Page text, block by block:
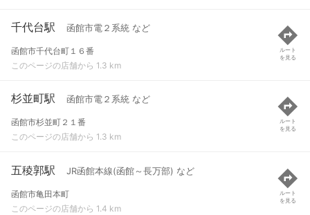
千代台駅 函館市電２系統 など
函館市千代台町１６番
このページの店舗から 1.3 km
ルート
を見る
杉並町駅 函館市電２系統 など
函館市杉並町２１番
このページの店舗から 1.3 km
ルート
を見る
五稜郭駅 JR函館本線(函館～長万部) など
函館市亀田本町
このページの店舗から 1.4 km
ルート
を見る